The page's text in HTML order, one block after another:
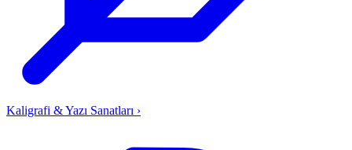
Kaligrafi & Yazı Sanatları ›